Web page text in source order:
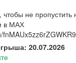
чтобы не пропустить
в МАХ
20.07.2026